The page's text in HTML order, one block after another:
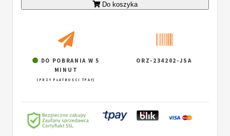
Do koszyka
DO POBRANIA W 5
MINUT
(PRZY PŁATNOŚCI TPAY)
ORZ-234202-JSA